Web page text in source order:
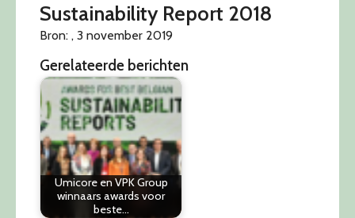
Sustainability Report 2018
Bron: , 3 november 2019
Gerelateerde berichten
Umicore en VPK Group
winnaars awards voor
beste…